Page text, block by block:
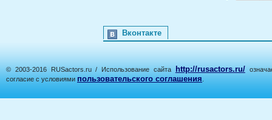
Вконтакте
© 2003-2016 RUSactors.ru / Использование сайта http://rusactors.ru/
согласие с условиями пользовательского соглашения